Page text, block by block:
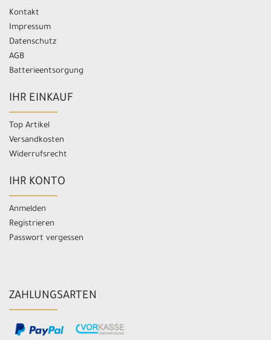
Kontakt
Impressum
Datenschutz
AGB
Batterieentsorgung
IHR EINKAUF
Top Artikel
Versandkosten
Widerrufsrecht
IHR KONTO
Anmelden
Registrieren
Passwort vergessen
ZAHLUNGSARTEN